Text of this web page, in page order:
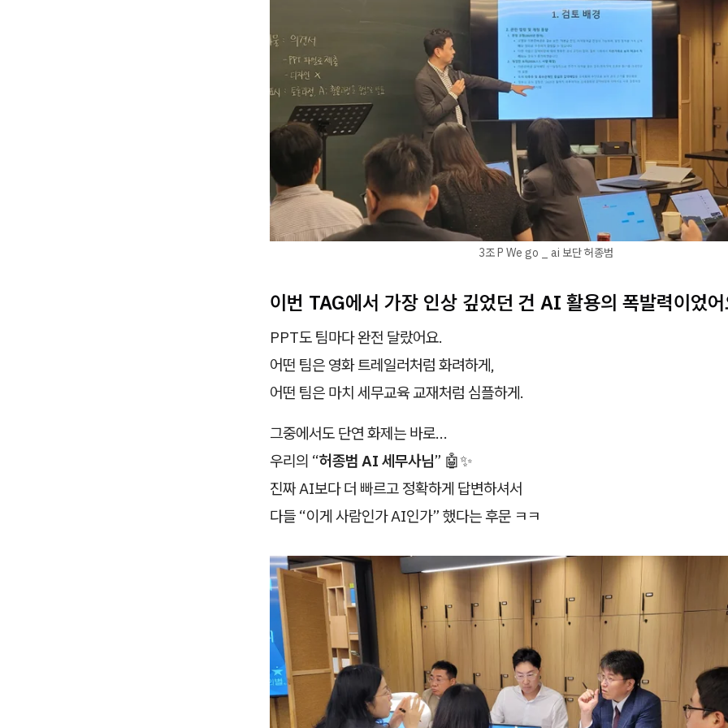
3조 P We go _ ai 보단 허종범
이번 TAG에서 가장 인상 깊었던 건 AI 활용의 폭발력이었
PPT도 팀마다 완전 달랐어요.
어떤 팀은 영화 트레일러처럼 화려하게,
어떤 팀은 마치 세무교육 교재처럼 심플하게.
그중에서도 단연 화제는 바로...
우리의 “허종범 AI 세무사님” 🤖✨
진짜 AI보다 더 빠르고 정확하게 답변하셔서
다들 “이게 사람인가 AI인가” 했다는 후문 ㅋㅋ